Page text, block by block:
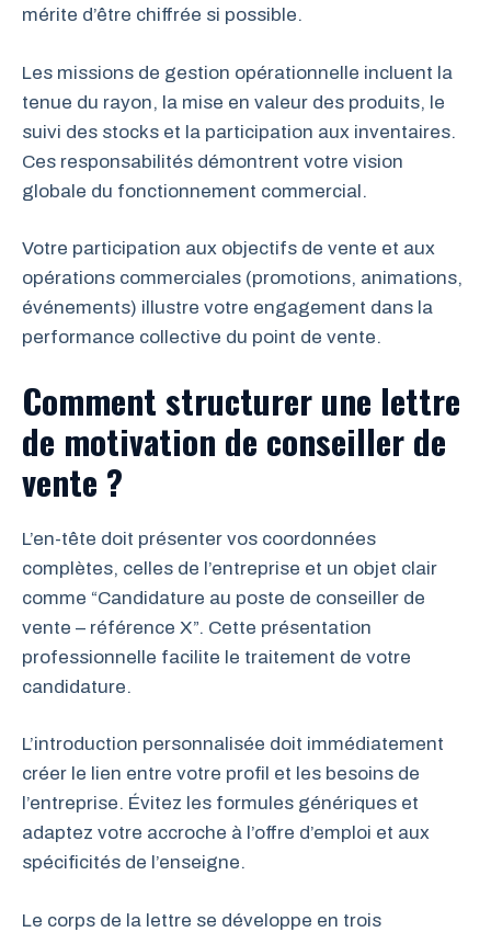
mérite d’être chiffrée si possible.
Les missions de gestion opérationnelle incluent la
tenue du rayon, la mise en valeur des produits, le
suivi des stocks et la participation aux inventaires.
Ces responsabilités démontrent votre vision
globale du fonctionnement commercial.
Votre participation aux objectifs de vente et aux
opérations commerciales (promotions, animations,
événements) illustre votre engagement dans la
performance collective du point de vente.
Comment structurer une lettre
de motivation de conseiller de
vente ?
L’en-tête doit présenter vos coordonnées
complètes, celles de l’entreprise et un objet clair
comme “Candidature au poste de conseiller de
vente – référence X”. Cette présentation
professionnelle facilite le traitement de votre
candidature.
L’introduction personnalisée doit immédiatement
créer le lien entre votre profil et les besoins de
l’entreprise. Évitez les formules génériques et
adaptez votre accroche à l’offre d’emploi et aux
spécificités de l’enseigne.
Le corps de la lettre se développe en trois